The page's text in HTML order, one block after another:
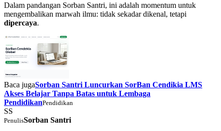
Dalam pandangan Sorban Santri, ini adalah momentum untuk
mengembalikan marwah ilmu: tidak sekadar dikenal, tetapi
dipercaya.
Baca jugaSorban Santri Luncurkan SorBan Cendikia LMS
Akses Belajar Tanpa Batas untuk Lembaga
PendidikanPendidikan
SS
PenulisSorban Santri